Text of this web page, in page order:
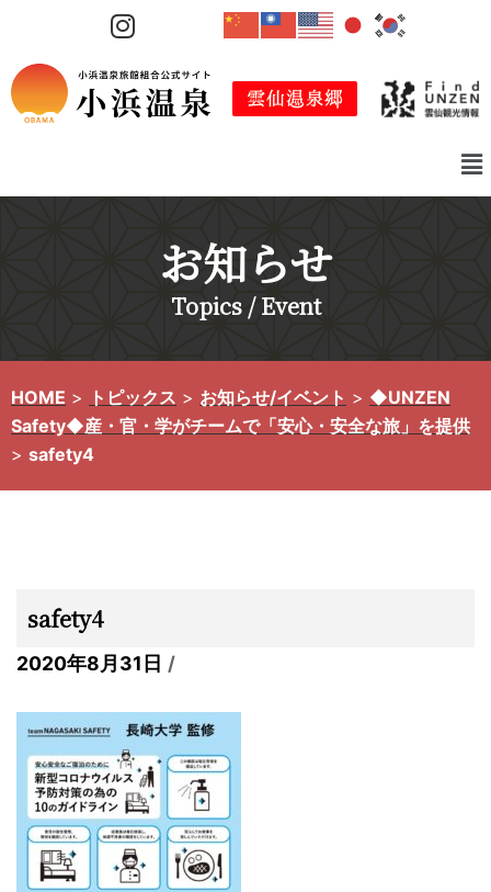
テ
ン
ス
お知らせ
Topics / Event
HOME > トピックス > お知らせ/イベント > ◆UNZEN
Safety◆産・官・学がチームで「安心・安全な旅」を提供
> safety4
safety4
2020年8月31日